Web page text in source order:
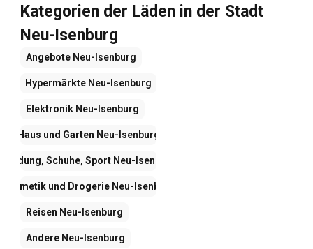
Kategorien der Läden in der Stadt
Neu-Isenburg
Angebote Neu-Isenburg
Hypermärkte Neu-Isenburg
Elektronik Neu-Isenburg
Haus und Garten Neu-Isenburg
Kleidung, Schuhe, Sport Neu-Isenburg
Kosmetik und Drogerie Neu-Isenburg
Reisen Neu-Isenburg
Andere Neu-Isenburg